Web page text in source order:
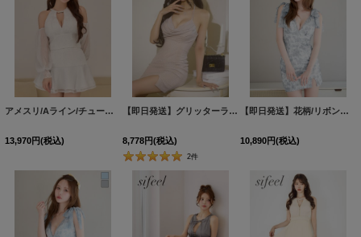
アメスリ/Aライン/チュール/ビジュー/スタッズ/オフショル/2ピース/セットアップ/ミニドレス/キャバドレス【XS-Mサイズ/1カラー】[OF03]【YN】dzwuBF
13,970円(税込)
【即日発送】グリッターラメドレープキャミドレス/キャバドレス【XS-Lサイズ/1カラー】[OF03] 【YN】dzj
8,778円(税込)
2件
【即日発送】花柄/リボンショルダー/キャミソール/レース/チュール/ストレッチ/タイト/スリット/ミニドレス/キャバドレス【S-Mサイズ/2カラー】[OF03]【YN】dzjvCAC
10,890円(税込)